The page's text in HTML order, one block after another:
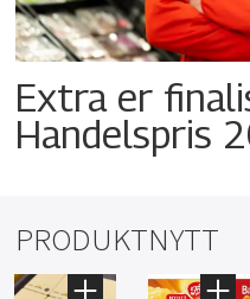
Extra er
Handelspris
PRODUKTNYTT